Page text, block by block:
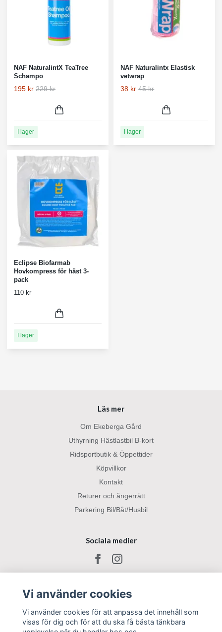
NAF NaturalintX TeaTree
Schampo
195 kr 229 kr
I lager
NAF Naturalintx Elastisk
vetwrap
38 kr 45 kr
I lager
Eclipse Biofarmab
Hovkompress för häst 3-
pack
110 kr
I lager
Läs mer
Om Ekeberga Gård
Uthyrning Hästlastbil B-kort
Ridsportbutik & Öppettider
Köpvillkor
Kontakt
Returer och ångerrätt
Parkering Bil/Båt/Husbil
Sociala medier
Vi använder cookies
Vi använder cookies för att anpassa det innehåll som
visas för dig och för att du ska få bästa tänkbara